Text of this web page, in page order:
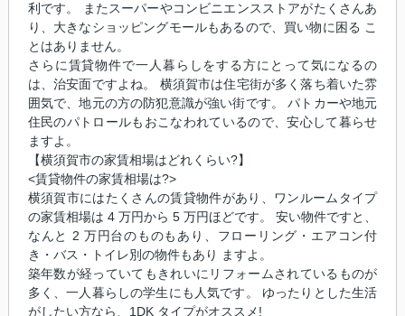
利です。 またスーパーやコンビニエンスストアがたくさんあ
り、大きなショッピングモールもあるので、買い物に困る こ
とはありません。
さらに賃貸物件で一人暮らしをする方にとって気になるの
は、治安面ですよね。 横須賀市は住宅街が多く落ち着いた雰
囲気で、地元の方の防犯意識が強い街です。 パトカーや地元
住民のパトロールもおこなわれているので、安心して暮らせ
ますよ。
【横須賀市の家賃相場はどれくらい?】
<賃貸物件の家賃相場は?>
横須賀市にはたくさんの賃貸物件があり、ワンルームタイプ
の家賃相場は 4 万円から 5 万円ほどです。 安い物件ですと、
なんと 2 万円台のものもあり、フローリング・エアコン付
き・バス・トイレ別の物件もあり ますよ。
築年数が経っていてもきれいにリフォームされているものが
多く、一人暮らしの学生にも人気です。 ゆったりとした生活
がしたい方なら、1DK タイプがオススメ!